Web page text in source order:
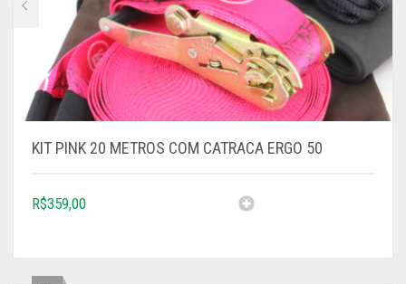
KIT PINK 20 METROS COM CATRACA ERGO 50
R$359,00